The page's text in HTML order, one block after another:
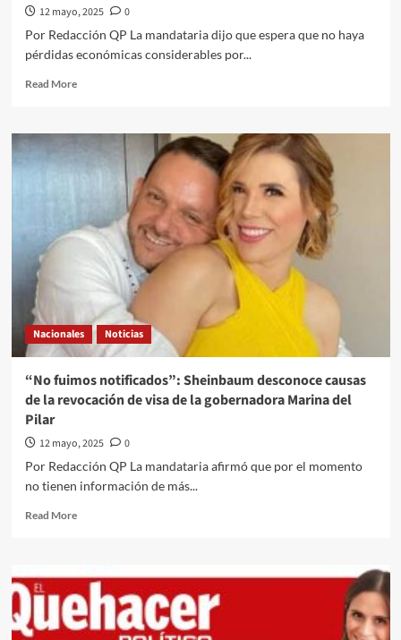
de
invitación
para
México,
12 mayo, 2025
0
Por Redacción QP La mandataria dijo que espera que no haya
pérdidas económicas considerables por...
Read MoreRead
“A
México
se
Sheinbaum
desacuerdo
ante
cierre
de
al
ganado
por
de
EU
15
a
la
presencia
del
Nacionales Noticias
“No fuimos notificados”: Sheinbaum desconoce causas
de la revocación de visa de la gobernadora Marina del
Pilar
12 mayo, 2025
0
Por Redacción QP La mandataria afirmó que por el momento
no tienen información de más...
Read MoreRead
fuimos
notificados”:
Sheinbaum
desconoce